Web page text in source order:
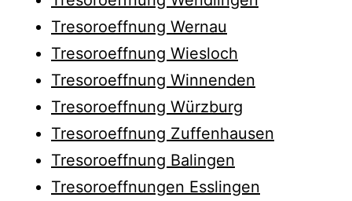
Tresoroeffnung Wernau
Tresoroeffnung Wiesloch
Tresoroeffnung Winnenden
Tresoroeffnung Würzburg
Tresoroeffnung Zuffenhausen
Tresoroeffnung Balingen
Tresoroeffnungen Esslingen